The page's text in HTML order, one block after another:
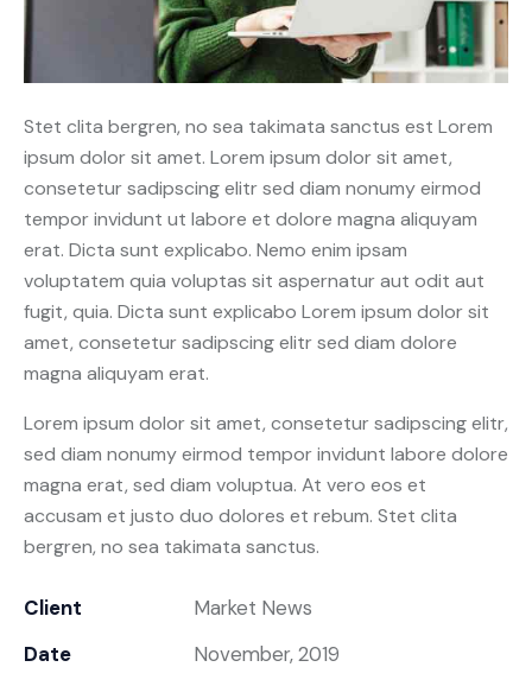
Stet clita bergren, no sea takimata sanctus est Lorem
ipsum dolor sit amet. Lorem ipsum dolor sit amet,
consetetur sadipscing elitr sed diam nonumy eirmod
tempor invidunt ut labore et dolore magna aliquyam
erat. Dicta sunt explicabo. Nemo enim ipsam
voluptatem quia voluptas sit aspernatur aut odit aut
fugit, quia. Dicta sunt explicabo Lorem ipsum dolor sit
amet, consetetur sadipscing elitr sed diam dolore
magna aliquyam erat.
Lorem ipsum dolor sit amet, consetetur sadipscing elitr,
sed diam nonumy eirmod tempor invidunt labore dolore
magna erat, sed diam voluptua. At vero eos et
accusam et justo duo dolores et rebum. Stet clita
bergren, no sea takimata sanctus.
Client
Market News
Date
November, 2019